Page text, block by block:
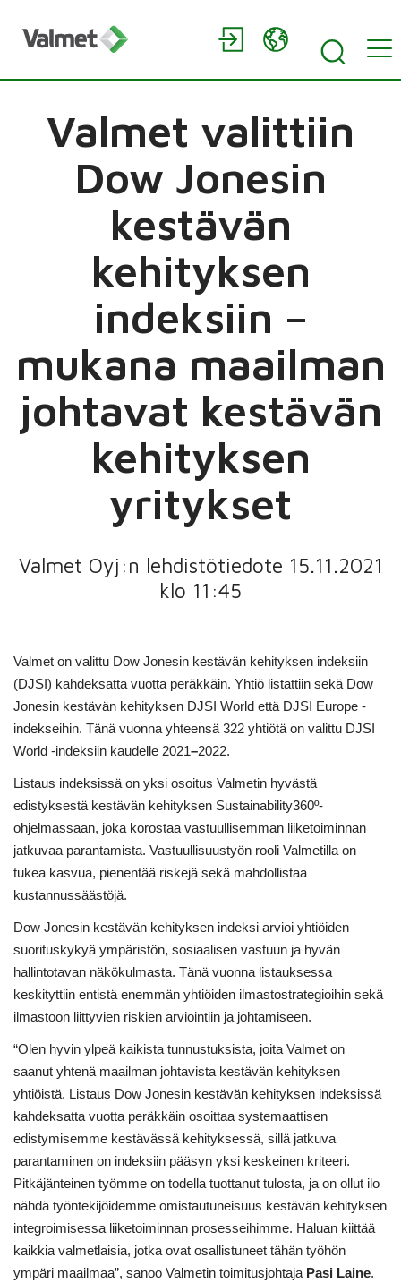
Valmet valittiin
Dow Jonesin
kestävän
kehityksen
indeksiin –
mukana maailman
johtavat kestävän
kehityksen
yritykset
Valmet Oyj:n lehdistötiedote 15.11.2021
klo 11:45
Valmet on valittu Dow Jonesin kestävän kehityksen indeksiin
(DJSI) kahdeksatta vuotta peräkkäin. Yhtiö listattiin sekä Dow
Jonesin kestävän kehityksen DJSI World että DJSI Europe -
indekseihin. Tänä vuonna yhteensä 322 yhtiötä on valittu DJSI
World -indeksiin kaudelle 2021–2022.
Listaus indeksissä on yksi osoitus Valmetin hyvästä
edistyksestä kestävän kehityksen Sustainability360º-
ohjelmassaan, joka korostaa vastuullisemman liiketoiminnan
jatkuvaa parantamista. Vastuullisuustyön rooli Valmetilla on
tukea kasvua, pienentää riskejä sekä mahdollistaa
kustannussäästöjä.
Dow Jonesin kestävän kehityksen indeksi arvioi yhtiöiden
suorituskykyä ympäristön, sosiaalisen vastuun ja hyvän
hallintotavan näkökulmasta. Tänä vuonna listauksessa
keskityttiin entistä enemmän yhtiöiden ilmastostrategioihin sekä
ilmastoon liittyvien riskien arviointiin ja johtamiseen.
“Olen hyvin ylpeä kaikista tunnustuksista, joita Valmet on
saanut yhtenä maailman johtavista kestävän kehityksen
yhtiöistä. Listaus Dow Jonesin kestävän kehityksen indeksissä
kahdeksatta vuotta peräkkäin osoittaa systemaattisen
edistymisemme kestävässä kehityksessä, sillä jatkuva
parantaminen on indeksiin pääsyn yksi keskeinen kriteeri.
Pitkäjänteinen työmme on todella tuottanut tulosta, ja on ollut ilo
nähdä työntekijöidemme omistautuneisuus kestävän kehityksen
integroimisessa liiketoiminnan prosesseihimme. Haluan kiittää
kaikkia valmetlaisia, jotka ovat osallistuneet tähän työhön
ympäri maailmaa”, sanoo Valmetin toimitusjohtaja Pasi Laine.